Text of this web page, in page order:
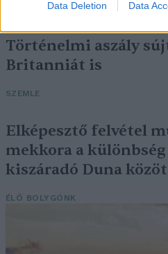
Data Deletion Data
KÖZLEKEDÉS
Történelmi aszály
Britanniát is
SZEMLE
Elképesztő felvétel
mekkora a különbség
kiszáradó Duna
ÉLŐ BOLYGÓNK